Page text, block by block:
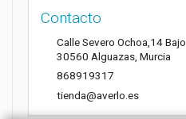
Contacto
Calle Severo Ochoa,14 Bajo
30560 Alguazas Murcia
868919317
tienda@averlo.es